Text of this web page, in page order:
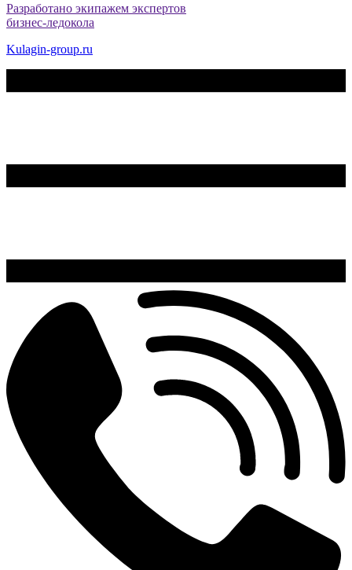
Разработано экипажем экспертов
бизнес-ледокола
Kulagin-group.ru